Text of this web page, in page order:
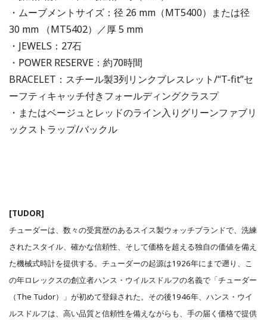
・ムーブメントサイズ：径 26 mm（MT5400）または径
30 mm （MT5402）／厚 5 mm
・JEWELS：27石
・POWER RESERVE：約70時間
BRACELET：スチール製3列リンクブレスレット/“T-fit”セ
ーフティキャッチ付きフォールディングクラスプ
・またはベージュとレッドのライン入りグリーンファブリ
ックストラップ/バックル
[TUDOR]
チューダーは、数々の受賞歴のあるスイス製ウォッチブランドで、洗練
されたスタイル、確かな信頼性、そして価格を超える独自の価値を備え
た機械式時計を提供する。チューダーの起源は1926年にまで遡り、こ
の年ロレックスの創立者ハンス・ウイルスドルフの名義で「チューダー
（The Tudor）」が初めて登録された。その後1946年、ハンス・ウイ
ルスドルフは、高い品質と信頼性を備えながらも、手の届く価格で提供